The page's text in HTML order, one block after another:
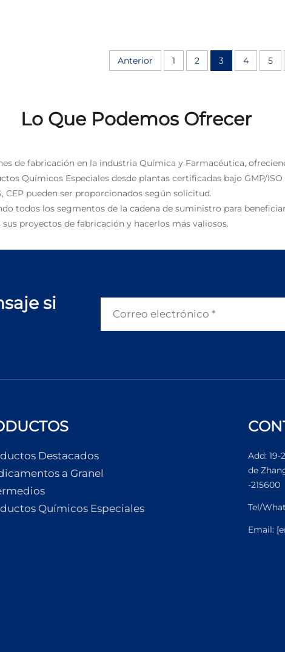
Anterior 1 2 3 4 5
Lo Que Podemos Ofrecer
de fabricación en la industria Química y Farmacéutica,
Químicos Especiales desde plantas certificadas bajo GMP/
CEP pueden ser proporcionados según solicitud.
todos los segmentos de la cadena de suministro para
proyectos de fabricación y hacerlos más valiosos.
si
Destacados
a Granel
Químicos Especiales
Add:
de
-215600
Tel/
Email: